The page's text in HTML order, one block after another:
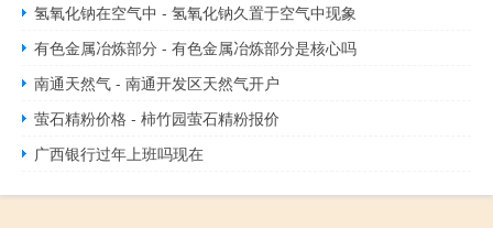
氢氧化钠在空气中 - 氢氧化钠久置于空气中现象
有色金属冶炼部分 - 有色金属冶炼部分是核心吗
南通天然气 - 南通开发区天然气开户
萤石精粉价格 - 柿竹园萤石精粉报价
广西银行过年上班吗现在